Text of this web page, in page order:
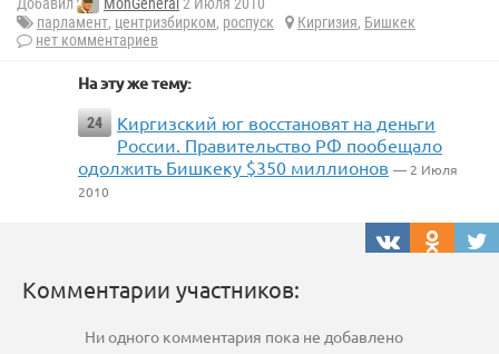
Добавил MonGeneral 2 Июля 2010
парламент, центризбирком, роспуск Киргизия, Бишкек
нет комментариев
На эту же тему:
24
Киргизский юг восстановят на деньги
России. Правительство РФ пообещало
одолжить Бишкеку $350 миллионов — 2 Июля
2010
Комментарии участников:
Ни одного комментария пока не добавлено